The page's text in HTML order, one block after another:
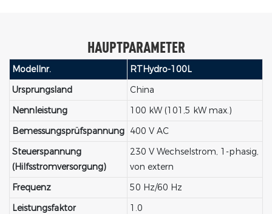
HAUPTPARAMETER
Modellnr.
RTHydro-100L
Ursprungsland
China
Nennleistung
100 kW (101,5 kW max.)
Bemessungsprüfspannung 400 V AC
Steuerspannung
(Hilfsstromversorgung)
230 V Wechselstrom, 1-phasig,
von extern
Frequenz
50 Hz/60 Hz
Leistungsfaktor
1.0